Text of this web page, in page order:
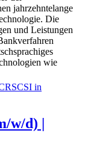
jahrzehntelange
Die
und Leistungen
wie
w/d) |